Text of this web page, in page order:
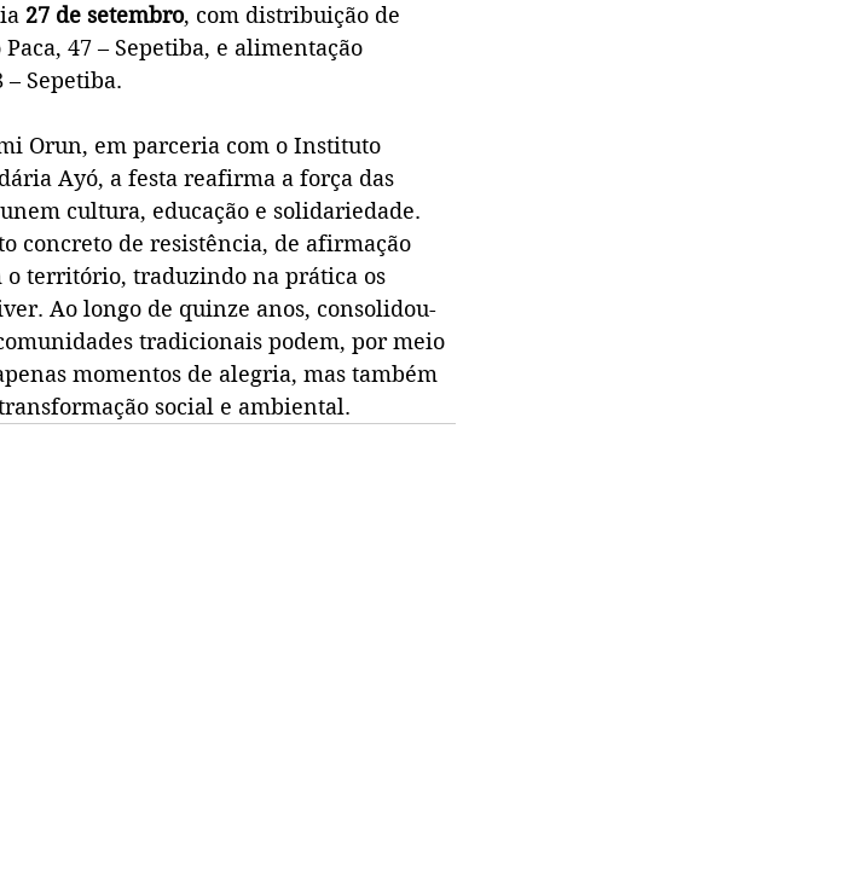
27 de setembro, com distribuição de
47 – Sepetiba, e alimentação
– Sepetiba.
Orun, em parceria com o Instituto
Ayó, a festa reafirma a força das
cultura, educação e solidariedade.
concreto de resistência, de afirmação
o território, traduzindo na prática os
Ao longo de quinze anos, consolidou-
tradicionais podem, por meio
momentos de alegria, mas também
social e ambiental.